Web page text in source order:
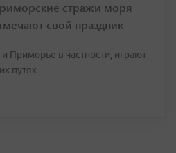
стражи моря
свой праздник
Приморье в частности, играют
путях